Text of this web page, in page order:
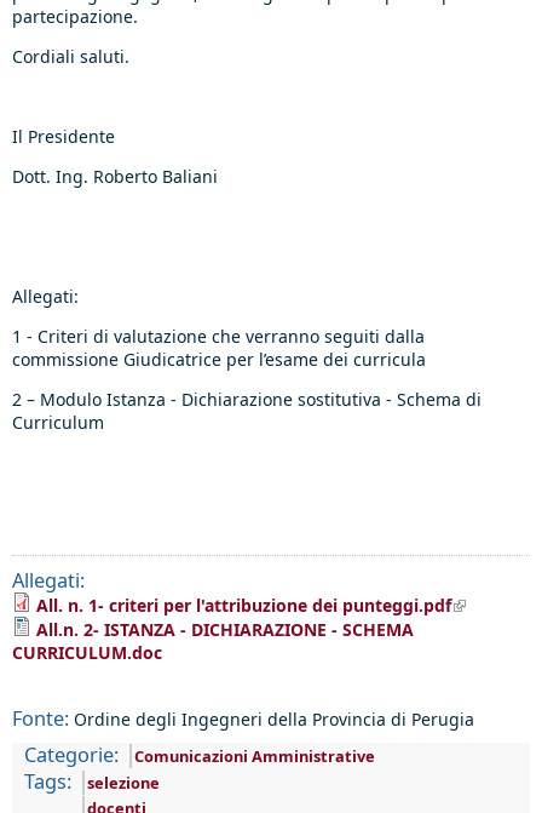
partecipazione.
Cordiali saluti.
Il Presidente
Dott. Ing. Roberto Baliani
Allegati:
1 - Criteri di valutazione che verranno seguiti dalla
commissione Giudicatrice per l’esame dei curricula
2 – Modulo Istanza - Dichiarazione sostitutiva - Schema di
Curriculum
Allegati:
All. n. 1- criteri per l'attribuzione dei punteggi.pdf(link is
All.n. 2- ISTANZA - DICHIARAZIONE - SCHEMA
CURRICULUM.doc
Fonte: Ordine degli Ingegneri della Provincia di Perugia
Categorie: Comunicazioni Amministrative
Tags:
selezione
docenti